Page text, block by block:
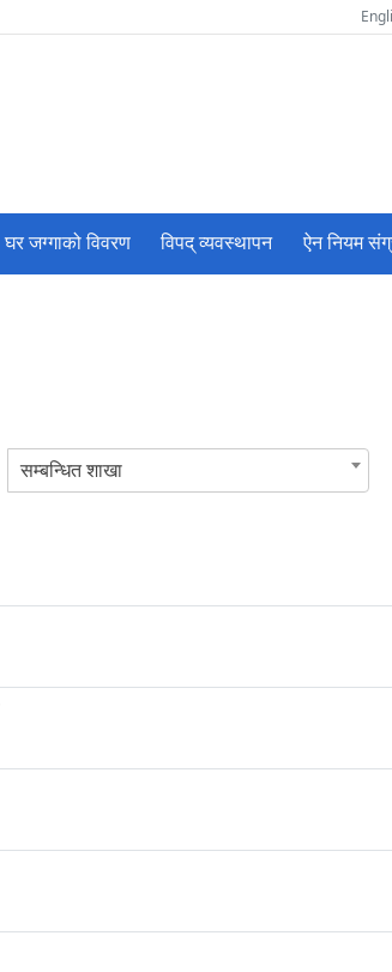
घर जग्गाको विवरण विपद् व्यवस्थापन ऐन नियम
सम्बन्धित शाखा